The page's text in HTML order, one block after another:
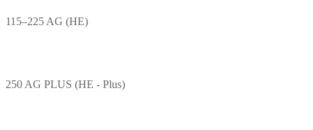
115–225 AG (HE)
250 AG PLUS (HE - Plus)